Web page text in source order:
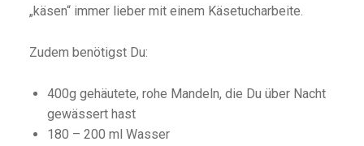
„käsen“ immer lieber mit einem Käsetucharbeite.
Zudem benötigst Du:
400g gehäutete, rohe Mandeln, die Du über Nacht
gewässert hast
180 – 200 ml Wasser